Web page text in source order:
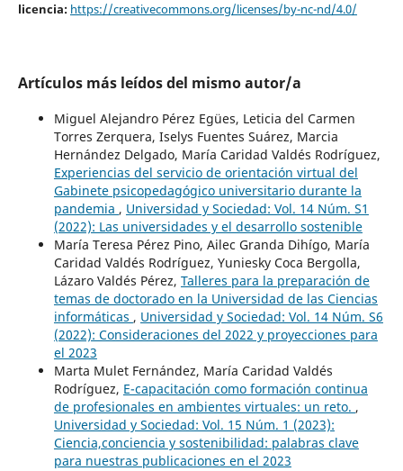
licencia: https://creativecommons.org/licenses/by-nc-nd/4.0/
Artículos más leídos del mismo autor/a
Miguel Alejandro Pérez Egües, Leticia del Carmen
Torres Zerquera, Iselys Fuentes Suárez, Marcia
Hernández Delgado, María Caridad Valdés Rodríguez,
Experiencias del servicio de orientación virtual del
Gabinete psicopedagógico universitario durante la
pandemia , Universidad y Sociedad: Vol. 14 Núm. S1
(2022): Las universidades y el desarrollo sostenible
María Teresa Pérez Pino, Ailec Granda Dihígo, María
Caridad Valdés Rodríguez, Yuniesky Coca Bergolla,
Lázaro Valdés Pérez, Talleres para la preparación de
temas de doctorado en la Universidad de las Ciencias
informáticas , Universidad y Sociedad: Vol. 14 Núm. S6
(2022): Consideraciones del 2022 y proyecciones para
el 2023
Marta Mulet Fernández, María Caridad Valdés
Rodríguez, E-capacitación como formación continua
de profesionales en ambientes virtuales: un reto. ,
Universidad y Sociedad: Vol. 15 Núm. 1 (2023):
Ciencia,conciencia y sostenibilidad: palabras clave
para nuestras publicaciones en el 2023